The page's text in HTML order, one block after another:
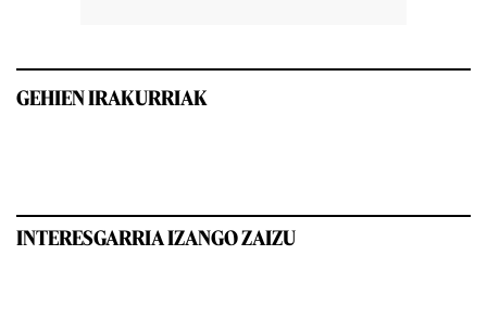
GEHIEN IRAKURRIAK
INTERESGARRIA IZANGO ZAIZU